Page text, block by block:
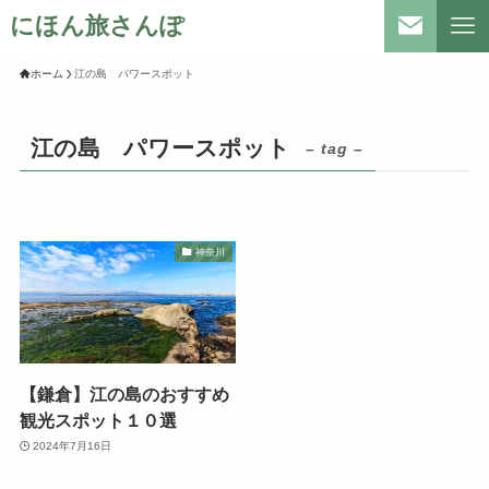
にほん旅さんぽ
ホーム 江の島 パワースポット
江の島 パワースポット – tag –
神奈川
【鎌倉】江の島のおすすめ
観光スポット１０選
2024年7月16日